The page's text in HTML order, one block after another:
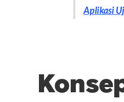
Aplikasi